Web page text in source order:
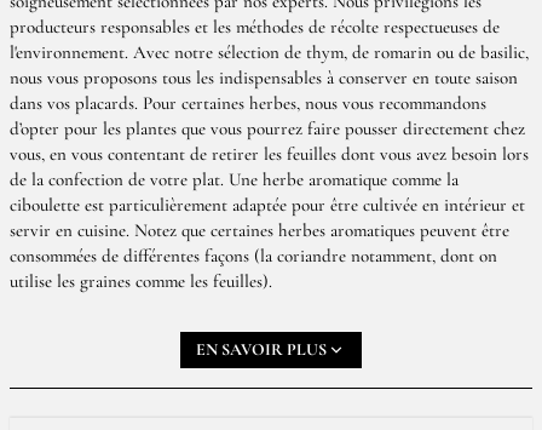
producteurs responsables et les méthodes de récolte respectueuses de
l'environnement. Avec notre sélection de thym, de romarin ou de basilic,
nous vous proposons tous les indispensables à conserver en toute saison
dans vos placards. Pour certaines herbes, nous vous recommandons
d’opter pour les plantes que vous pourrez faire pousser directement chez
vous, en vous contentant de retirer les feuilles dont vous avez besoin lors
de la confection de votre plat. Une herbe aromatique comme la
ciboulette est particulièrement adaptée pour être cultivée en intérieur et
servir en cuisine. Notez que certaines herbes aromatiques peuvent être
consommées de différentes façons (la coriandre notamment, dont on
utilise les graines comme les feuilles).
UTILISATION DES FINES HERBES
Nos fines herbes sont livrées en pot hermétique et peuvent se
conserver longtemps si vous respectez correctement les
EN SAVOIR PLUS